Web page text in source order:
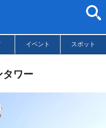
イベント スポット
タワー